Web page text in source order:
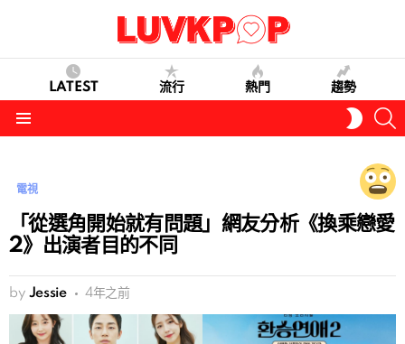
LATEST 流行 熱門 趨勢
SKIN
電視
「從選角開始就有問題」網友分析《換乘戀愛
2》出演者目的不同
by Jessie 4年之前